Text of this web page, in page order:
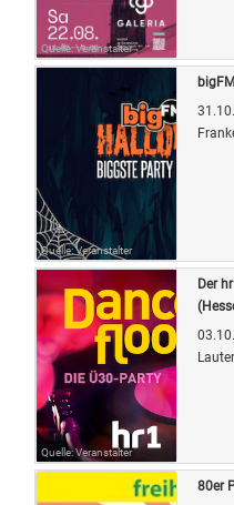
Quelle: Veranstalter
Quelle: Veranstalter
Quelle: Veranstalter
Der
80er